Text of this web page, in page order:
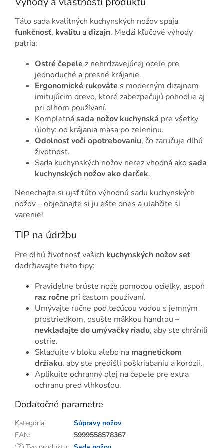
Táto sada kvalitných kuchynských nožov spája
funkčnosť, kvalitu adizajn. Medzi kľúčové výhody
patria:
Ostré čepele z nehrdzavejúcej ocele pre
jednoduché a presné krájanie.
Ergonomické rukoväte s moderným dizajnom
imitujúcim drevo, ktoré zabezpečujú pohodlie aj
pri dlhom používaní.
Kompletnásada nožov kuchynská pre všetky
úlohy: od krájania mäsa po zeleninu.
Odolnosť voči opotrebovaniu, čo zaručuje dlhú
životnosť.
Sada kuchynských nožov nerez vhodná ako sada
kuchynských nožov ako darček.
Nenechajte si ujsť túto výhodnú sadu kuchynských
nožov – objednajte si ju ešte dnes a uľahčite si
varenie!
TIP na údržbu
Pre dlhú životnosť vašich kuchynských nožov set
dodržiavajte tieto tipy:
Pravidelne brúste nože pomocou ocieľky, aspoň
raz ročne pri častom používaní.
Umývajte ručne pod tečúcou vodou s jemným
prostriedkom, osušte mäkkou handrou –
nevkladajte do umývačky riadu, aby ste chránili
ostrie.
Skladujte v bloku alebo na magnetickom
držiaku, aby ste predišli poškriabaniu a korózii.
Aplikujte ochranný olej na čepele pre extra
ochranu pred vlhkosťou.
Dodatočné parametre
Kategória:
Súpravy nožov
EAN:
5999558578367